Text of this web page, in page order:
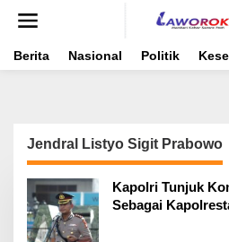
Berita Nasional Politik
Jendral Listyo Sigit Prabowo
Kapolri Tunjuk
Sebagai